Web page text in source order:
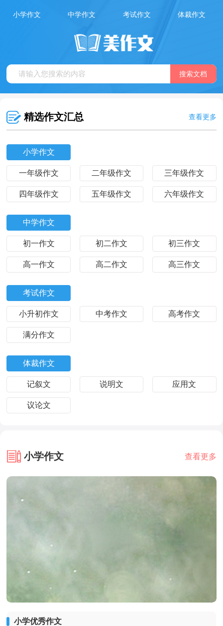
小学作文 中学作文 考试作文 体裁作文
精选作文汇总 查看更多
小学作文
一年级作文 二年级作文 三年级作文
四年级作文 五年级作文 六年级作文
中学作文
初一作文 初二作文 初三作文
高一作文 高二作文 高三作文
考试作文
小升初作文 中考作文 高考作文
满分作文
体裁作文
记叙文 说明文 应用文
议论文
小学作文 查看更多
小学优秀作文